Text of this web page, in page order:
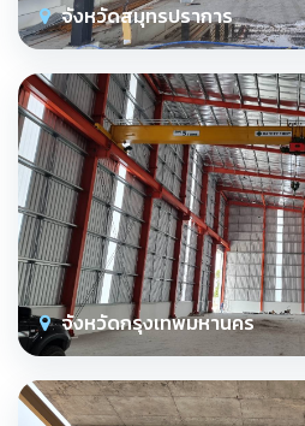
จังหวัดสมุทรปราการ
จังหวัดกรุงเทพมหานคร